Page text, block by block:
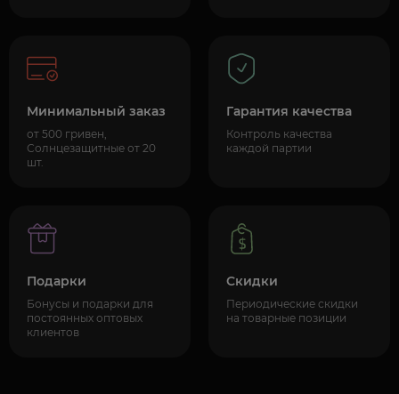
Минимальный заказ
от 500 гривен,
Солнцезащитные от 20
шт.
Гарантия качества
Контроль качества
каждой партии
Подарки
Бонусы и подарки для
постоянных оптовых
клиентов
Скидки
Периодические скидки
на товарные позиции